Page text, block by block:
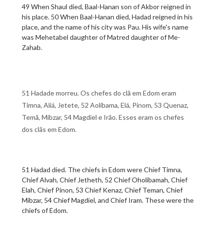
49 When Shaul died, Baal-Hanan son of Akbor reigned in
his place. 50 When Baal-Hanan died, Hadad reigned in his
place, and the name of his city was Pau. His wife's name
was Mehetabel daughter of Matred daughter of Me-
Zahab.
51 Hadade morreu. Os chefes do clã em Edom eram
Timna, Aliá, Jetete, 52 Aolíbama, Elá, Pinom, 53 Quenaz,
Temã, Mibzar, 54 Magdiel e Irão. Esses eram os chefes
dos clãs em Edom.
51 Hadad died. The chiefs in Edom were Chief Timna,
Chief Alvah, Chief Jetheth, 52 Chief Oholibamah, Chief
Elah, Chief Pinon, 53 Chief Kenaz, Chief Teman, Chief
Mibzar, 54 Chief Magdiel, and Chief Iram. These were the
chiefs of Edom.